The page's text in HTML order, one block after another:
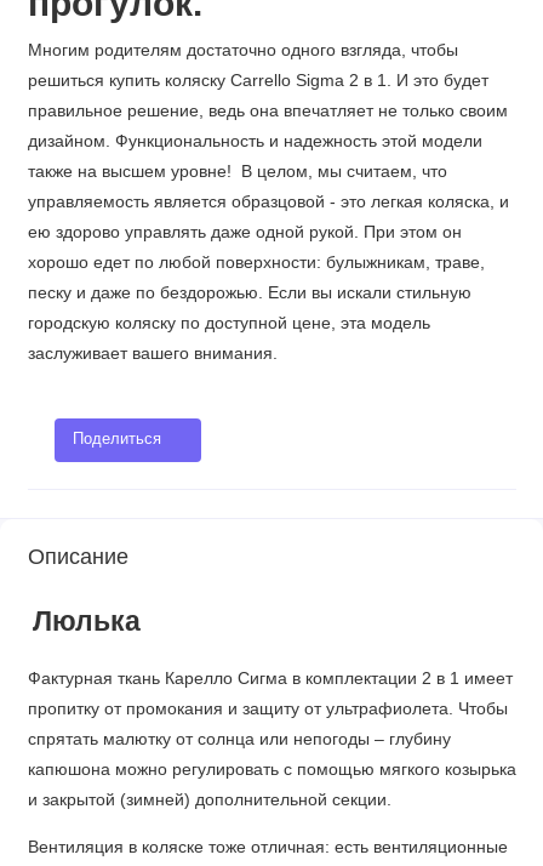
Многим родителям достаточно одного взгляда, чтобы
решиться купить коляску Carrello Sigma 2 в 1. И это будет
правильное решение, ведь она впечатляет не только своим
дизайном. Функциональность и надежность этой модели
также на высшем уровне! В целом, мы считаем, что
управляемость является образцовой - это легкая коляска, и
ею здорово управлять даже одной рукой. При этом он
хорошо едет по любой поверхности: булыжникам, траве,
песку и даже по бездорожью. Если вы искали стильную
городскую коляску по доступной цене, эта модель
заслуживает вашего внимания.
Поделиться
Описание
Люлька
Фактурная ткань Карелло Сигма в комплектации 2 в 1 имеет
пропитку от промокания и защиту от ультрафиолета. Чтобы
спрятать малютку от солнца или непогоды – глубину
капюшона можно регулировать с помощью мягкого козырька
и закрытой (зимней) дополнительной секции.
Вентиляция в коляске тоже отличная: есть вентиляционные